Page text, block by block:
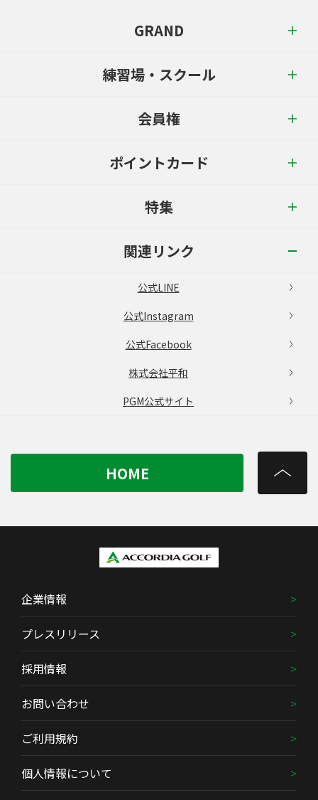
GRAND
練習場・スクール
会員権
ポイントカード
特集
関連リンク
公式LINE
公式Instagram
公式Facebook
株式会社平和
PGM公式サイト
HOME
企業情報
プレスリリース
採用情報
お問い合わせ
ご利用規約
個人情報について